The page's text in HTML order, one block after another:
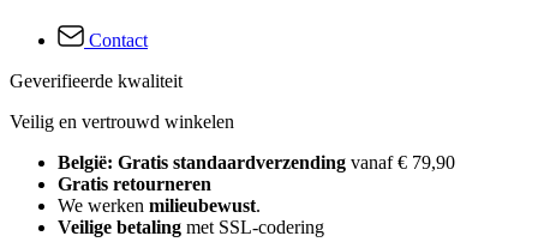
Contact
Geverifieerde kwaliteit
Veilig en vertrouwd winkelen
België: Gratis standaardverzending vanaf € 79,90
Gratis retourneren
We werken milieubewust.
Veilige betaling met SSL-codering